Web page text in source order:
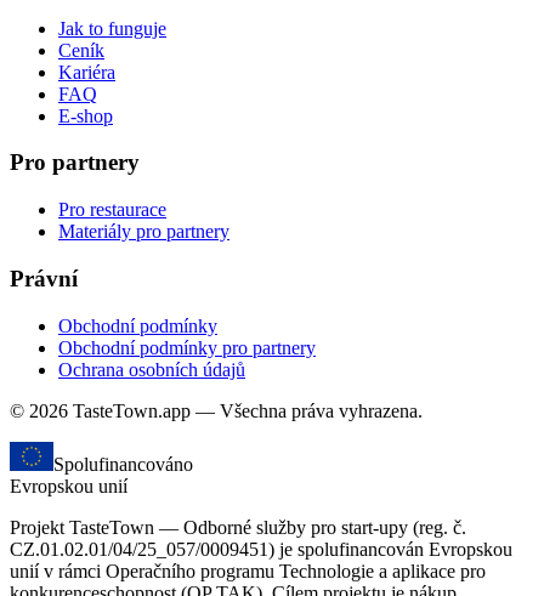
Jak to funguje
Ceník
Kariéra
FAQ
E-shop
Pro partnery
Pro restaurace
Materiály pro partnery
Právní
Obchodní podmínky
Obchodní podmínky pro partnery
Ochrana osobních údajů
© 2026 TasteTown.app — Všechna práva vyhrazena.
Spolufinancováno
Evropskou unií
Projekt TasteTown — Odborné služby pro start-upy (reg. č.
CZ.01.02.01/04/25_057/0009451) je spolufinancován Evropskou
unií v rámci Operačního programu Technologie a aplikace pro